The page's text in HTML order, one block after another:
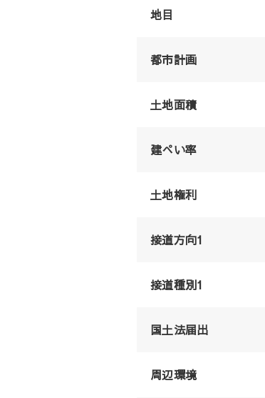
地目
都市計画
土地面積
建ぺい率
土地権利
接道方向1
接道種別1
国土法届出
周辺環境